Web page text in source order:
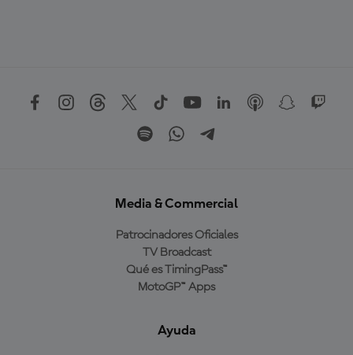
Media & Commercial
Patrocinadores Oficiales
TV Broadcast
Qué es TimingPass™
MotoGP™ Apps
Ayuda